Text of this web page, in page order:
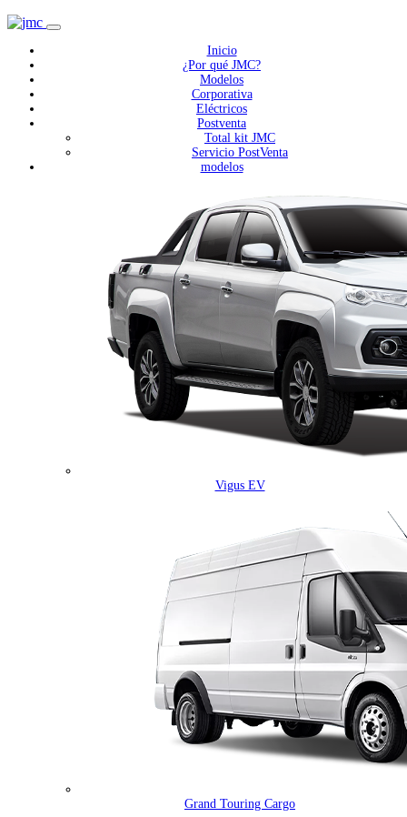
Inicio
¿Por qué JMC?
Modelos
Corporativa
Eléctricos
Postventa
Total kit JMC
Servicio PostVenta
modelos
Vigus EV
Grand Touring Cargo